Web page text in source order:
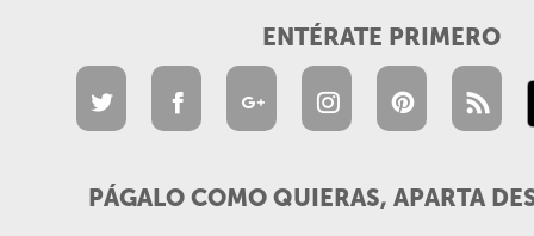
ENTÉRATE PRIMERO
PÁGALO COMO QUIERAS, APARTA